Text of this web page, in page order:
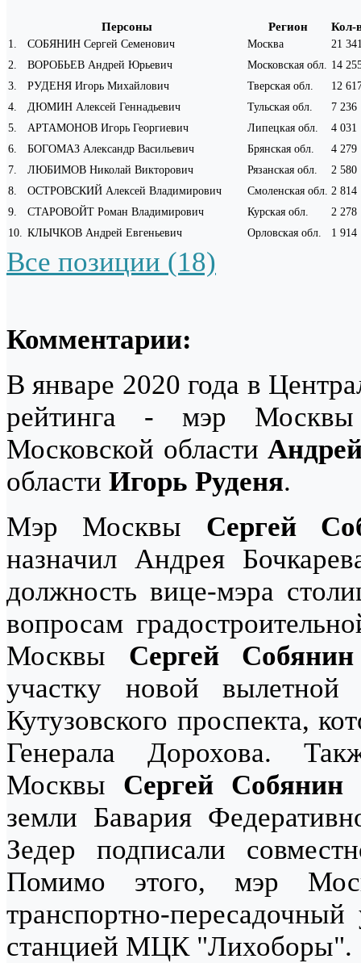
Персоны Регион Кол-
1 СОБЯНИН Сергей Семенович Москва
21
2
ВОРОБЬЕВ Андрей Юрьевич Московская обл.
14
3
РУДЕНЯ Игорь Михайлович Тверская обл.
12
4
ДЮМИН Алексей Геннадьевич Тульская обл.
7 236
5
АРТАМОНОВ Игорь Георгиевич Липецкая обл.
4 031
6
БОГОМАЗ Александр Васильевич Брянская обл.
4 279
7
ЛЮБИМОВ Николай Викторович Рязанская обл.
2 580
8
ОСТРОВСКИЙ Алексей Владимирович Смоленская обл. 2 814
9
СТАРОВОЙТ Роман Владимирович Курская обл.
2 278
10
КЛЫЧКОВ Андрей Евгеньевич Орловская обл. 1 914
Все позиции (18)
Комментарии:
В январе 2020 года в
рейтинга - мэр
Московской области
области Игорь Руденя.
Мэр Москвы Сергей
назначил Андрея
должность вице-мэра
вопросам
Москвы Сергей Собянин
участку новой
Кутузовского проспекта,
Генерала Дорохова.
Москвы Сергей Собянин
земли Бавария
Зедер подписали
Помимо этого, мэр
транспортно-
станцией МЦК "Лихоборы".